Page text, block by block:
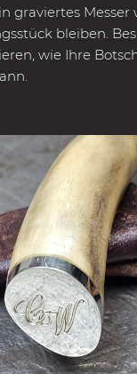
graviertes
bleiben.
wie Ihre